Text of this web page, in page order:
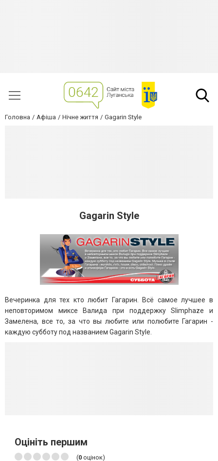
Головна Афіша Нічне життя Gagarin Style
Gagarin Style
Вечеринка для тех кто любит Гагарин. Всё самое лучшее в
неповторимом миксе Валида при поддержку Slimphaze и
Замелена, все то, за что вы любите или полюбите Гагарин -
каждую субботу под названием Gagarin Style.
Оцініть першим
(0 оцінок)